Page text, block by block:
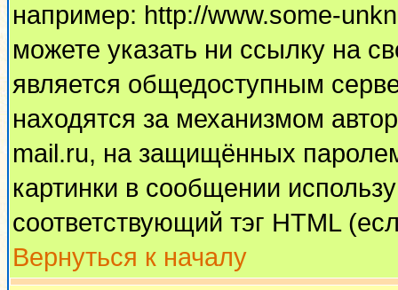
например: http://www.some-
можете указать ни ссылку на
является общедоступным
находятся за механизмом
mail.ru, на защищённых
картинки в сообщении
соответствующий тэг HTML
Вернуться к началу